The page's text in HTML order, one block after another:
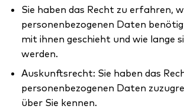
Sie haben das Recht zu erfahren,
personenbezogenen Daten
mit ihnen geschieht und wie lange
werden.
Auskunftsrecht: Sie haben das
personenbezogenen Daten
über Sie kennen.